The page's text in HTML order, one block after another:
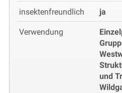
insektenfreundlich ja
Verwendung
und